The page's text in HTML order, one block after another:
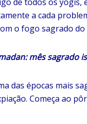
a cada
o fogo sagrado do
mês sagrado
das épocas mais
Começa ao